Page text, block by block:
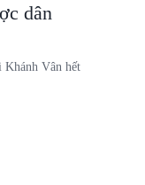
dân
Khánh Vân hết